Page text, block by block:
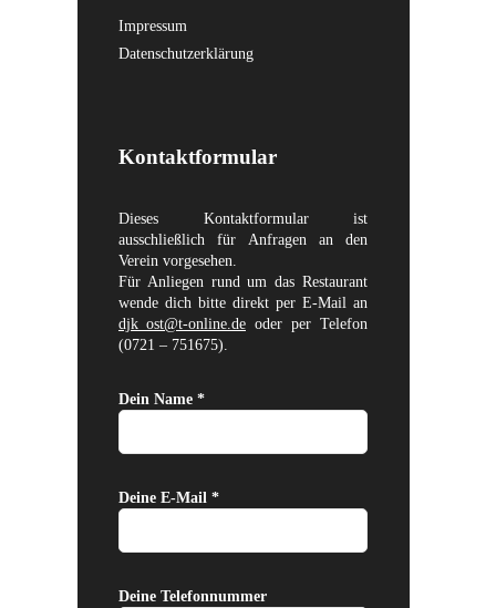
Impressum
Datenschutzerklärung
Kontaktformular
Dieses Kontaktformular ist
ausschließlich für Anfragen an den
Verein vorgesehen.
Für Anliegen rund um das Restaurant
wende dich bitte direkt per E-Mail an
djk_ost@t-online.de oder per Telefon
(0721 – 751675).
Dein Name *
Deine E-Mail *
Deine Telefonnummer